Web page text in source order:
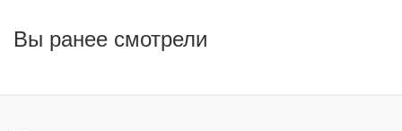
Вы ранее смотрели